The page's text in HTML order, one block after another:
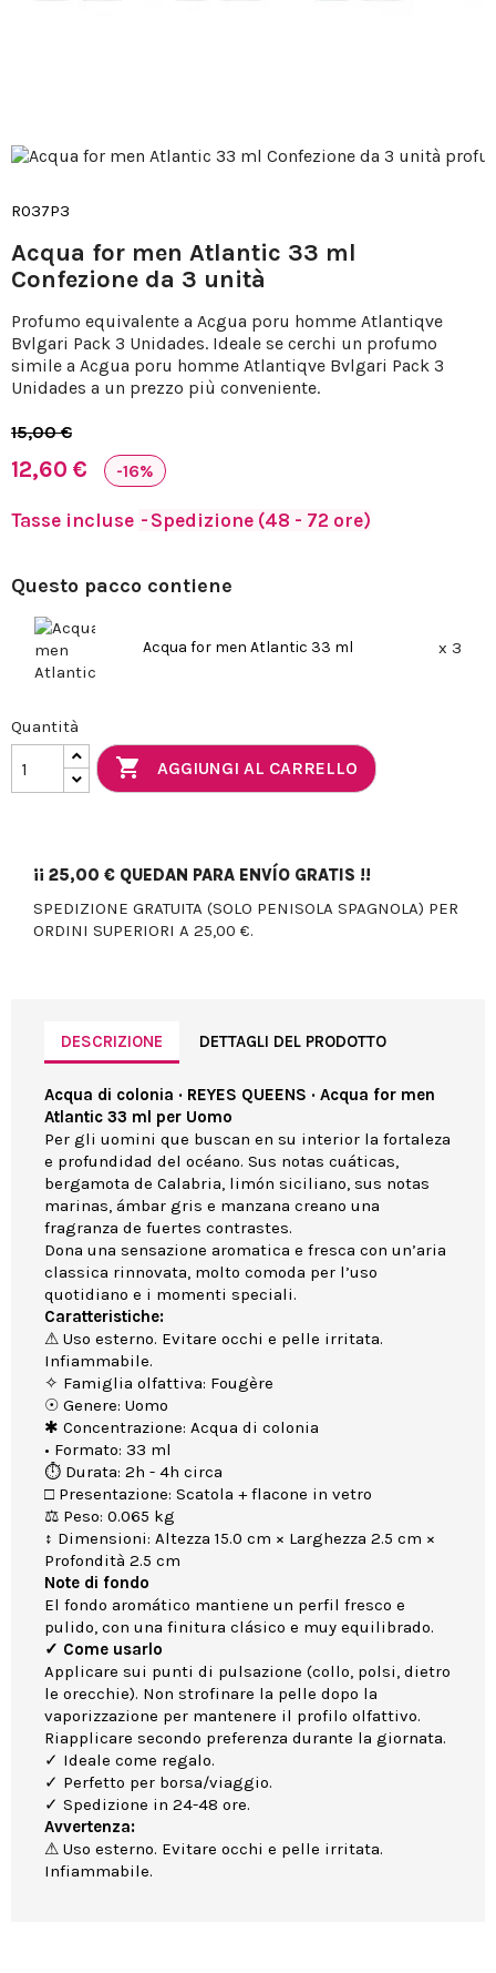
R037P3
Acqua for men Atlantic 33 ml
Confezione da 3 unità
Profumo equivalente a Acgua poru homme Atlantiqve
Bvlgari Pack 3 Unidades. Ideale se cerchi un profumo
simile a Acgua poru homme Atlantiqve Bvlgari Pack 3
Unidades a un prezzo più conveniente.
15,00 €
12,60 € -16%
Tasse incluse Spedizione (48 - 72 ore)
Questo pacco contiene
Acqua for men Atlantic 33 ml x 3
Quantità
 AGGIUNGI AL CARRELLO
¡¡ 25,00 € QUEDAN PARA ENVÍO GRATIS !!
SPEDIZIONE GRATUITA (SOLO PENISOLA SPAGNOLA) PER
ORDINI SUPERIORI A 25,00 €.
DESCRIZIONE DETTAGLI DEL PRODOTTO
Acqua di colonia · REYES QUEENS · Acqua for men
Atlantic 33 ml per Uomo
Per gli uomini que buscan en su interior la fortaleza
e profundidad del océano. Sus notas cuáticas,
bergamota de Calabria, limón siciliano, sus notas
marinas, ámbar gris e manzana creano una
fragranza de fuertes contrastes.
Dona una sensazione aromatica e fresca con un’aria
classica rinnovata, molto comoda per l’uso
quotidiano e i momenti speciali.
Caratteristiche:
⚠ Uso esterno. Evitare occhi e pelle irritata.
Infiammabile.
✧ Famiglia olfattiva: Fougère
☉ Genere: Uomo
✱ Concentrazione: Acqua di colonia
• Formato: 33 ml
⏱ Durata: 2h - 4h circa
□ Presentazione: Scatola + flacone in vetro
⚖ Peso: 0.065 kg
↕ Dimensioni: Altezza 15.0 cm × Larghezza 2.5 cm ×
Profondità 2.5 cm
Note di fondo
El fondo aromático mantiene un perfil fresco e
pulido, con una finitura clásico e muy equilibrado.
✓ Come usarlo
Applicare sui punti di pulsazione (collo, polsi, dietro
le orecchie). Non strofinare la pelle dopo la
vaporizzazione per mantenere il profilo olfattivo.
Riapplicare secondo preferenza durante la giornata.
✓ Ideale come regalo.
✓ Perfetto per borsa/viaggio.
✓ Spedizione in 24-48 ore.
Avvertenza:
⚠ Uso esterno. Evitare occhi e pelle irritata.
Infiammabile.